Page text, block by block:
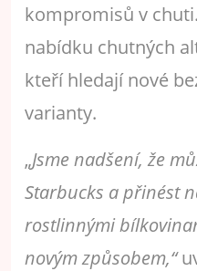
kompromisů v
nabídku chutných
kteří hledají nové
varianty.
„Jsme nadšení, že
Starbucks a přinést
rostlinnými
novým způsobem,“